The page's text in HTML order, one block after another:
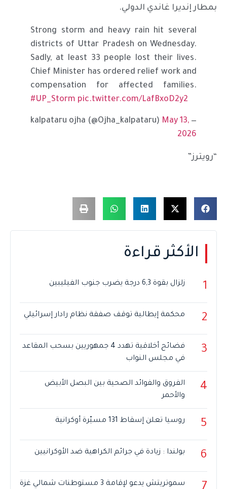
بمطار إنديرا غاندي الدولي.
Strong storm and heavy rain hit several
districts of Uttar Pradesh on Wednesday.
Sadly, at least 33 people lost their lives.
Chief Minister has ordered relief work and
compensation for affected families.
#UP_Storm pic.twitter.com/LafBxoD2y2
— kalpataru ojha (@Ojha_kalpataru)
May 13,
2026
“رويترز”
الأكثر قراءة
1 زلزال بقوة 6,3 درجة يضرب جنوب الفيليبين
2 محكمة إيطالية توقف صفقة نظام رادار إسرائيلي
3
فضائح أخلاقية تهدد 4 جمهوريين بسحب المقاعد
في مجلس النواب
4
الفروق والفوائد الصحية بين البصل الأبيض
والأحمر
5 روسيا تعلن إسقاط 131 مسيّرة أوكرانية
6 بولندا : زيادة في جرائم الكراهية ضد الأوكرانيين
سموتريتش يدعو لإقامة 3 مستوطنات شمالي غزة